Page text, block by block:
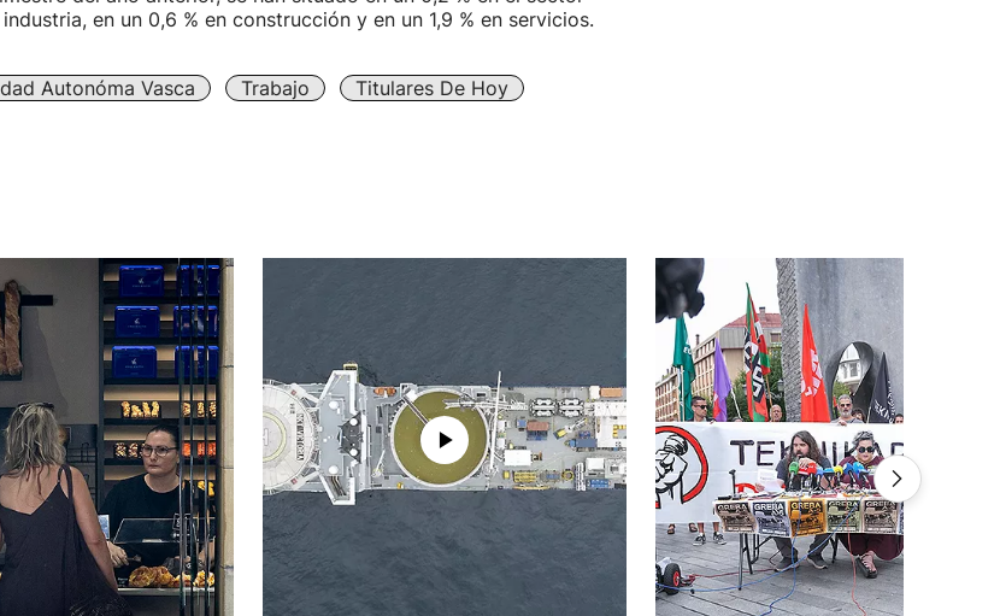
en un 0,6 % en construcción y en un 1,9 % en servicios.
Autonóma Vasca Trabajo
Titulares De Hoy